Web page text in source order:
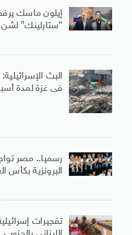
إيلون ماسك
“ستارلينك”
البث
فى غزة لمدة
رسميا.. مصر
البرونزية بكأس
تفجيرات